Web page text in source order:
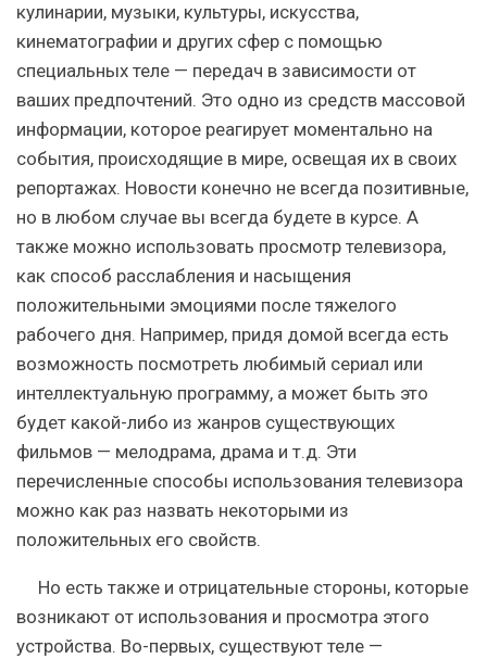
кулинарии, музыки, культуры, искусства,
кинематографии и других сфер с помощью
специальных теле — передач в зависимости от
ваших предпочтений. Это одно из средств массовой
информации, которое реагирует моментально на
события, происходящие в мире, освещая их в своих
репортажах. Новости конечно не всегда позитивные,
но в любом случае вы всегда будете в курсе. А
также можно использовать просмотр телевизора,
как способ расслабления и насыщения
положительными эмоциями после тяжелого
рабочего дня. Например, придя домой всегда есть
возможность посмотреть любимый сериал или
интеллектуальную программу, а может быть это
будет какой-либо из жанров существующих
фильмов — мелодрама, драма и т.д. Эти
перечисленные способы использования телевизора
можно как раз назвать некоторыми из
положительных его свойств.
Но есть также и отрицательные стороны, которые
возникают от использования и просмотра этого
устройства. Во-первых, существуют теле —